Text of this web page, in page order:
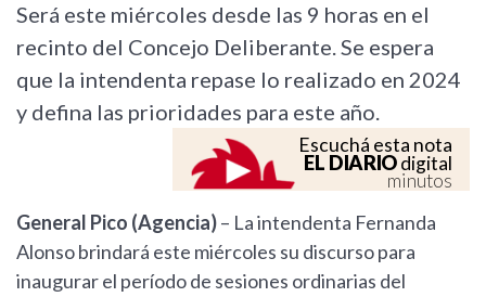
Será este miércoles desde las 9 horas en el
recinto del Concejo Deliberante. Se espera
que la intendenta repase lo realizado en 2024
y defina las prioridades para este año.
Escuchá esta nota
EL DIARIOdigital
minutos
General Pico (Agencia)– La intendenta Fernanda
Alonso brindará este miércoles su discurso para
inaugurar el período de sesiones ordinarias del